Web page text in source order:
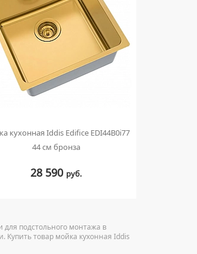
кухонная Iddis Edifice EDI44B0i77
44 см бронза
28 590 руб.
для подстольного монтажа в
Купить товар мойка кухонная Iddis